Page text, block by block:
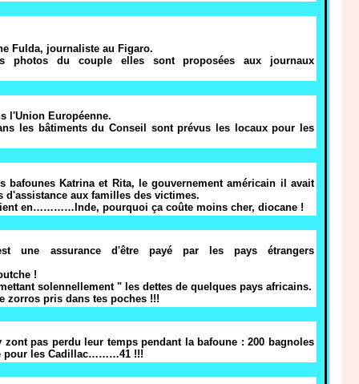
Fulda, journaliste au Figaro.
du couple elles sont proposées aux journaux
l'Union Européenne.
les bâtiments du Conseil sont prévus les locaux pour les
bafounes Katrina et Rita, le gouvernement américain il avait
d'assistance aux familles des victimes.
en…………Inde, pourquoi ça coûte moins cher, diocane !
une assurance d'être payé par les pays étrangers
!
solennellement " les dettes de quelques pays africains.
zorros pris dans tes poches !!!
pas perdu leur temps pendant la bafoune : 200 bagnoles
pour les Cadillac………41 !!!